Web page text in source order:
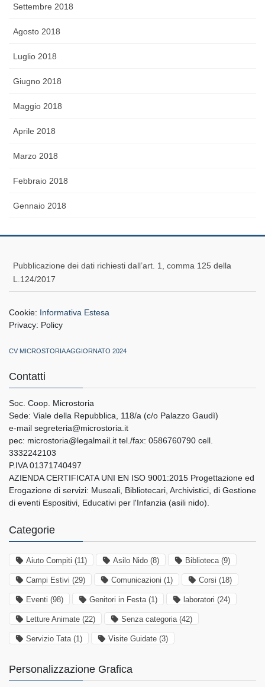
Settembre 2018
Agosto 2018
Luglio 2018
Giugno 2018
Maggio 2018
Aprile 2018
Marzo 2018
Febbraio 2018
Gennaio 2018
Pubblicazione dei dati richiesti dall’art. 1, comma 125 della
L.124/2017
Cookie: Informativa Estesa
Privacy: Policy
CV MICROSTORIA AGGIORNATO 2024
Contatti
Soc. Coop. Microstoria
Sede: Viale della Repubblica, 118/a (c/o Palazzo Gaudì)
e-mail segreteria@microstoria.it
pec: microstoria@legalmail.it tel./fax: 0586760790 cell.
3332242103
P.IVA 01371740497
AZIENDA CERTIFICATA UNI EN ISO 9001:2015 Progettazione ed
Erogazione di servizi: Museali, Bibliotecari, Archivistici, di Gestione
di eventi Espositivi, Educativi per l'Infanzia (asili nido).
Categorie
Aiuto Compiti (11) Asilo Nido (8) Biblioteca (9)
Campi Estivi (29) Comunicazioni (1) Corsi (18)
Eventi (98) Genitori in Festa (1) laboratori (24)
Letture Animate (22) Senza categoria (42)
Servizio Tata (1) Visite Guidate (3)
Personalizzazione Grafica